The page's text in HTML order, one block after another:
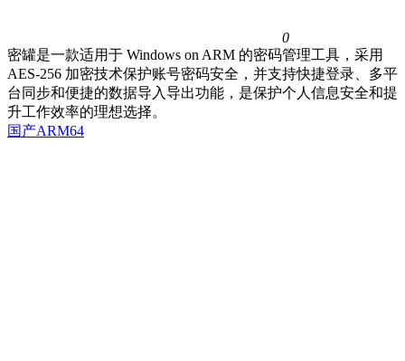
0
密罐是一款适用于 Windows on ARM 的密码管理工具，采用
AES-256 加密技术保护账号密码安全，并支持快捷登录、多平
台同步和便捷的数据导入导出功能，是保护个人信息安全和提
升工作效率的理想选择。
国产ARM64